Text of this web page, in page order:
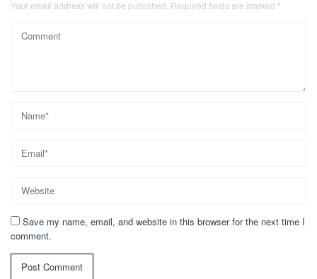
Your email address will not be published. Required fields are marked *
Save my name, email, and website in this browser for the next time I
comment.